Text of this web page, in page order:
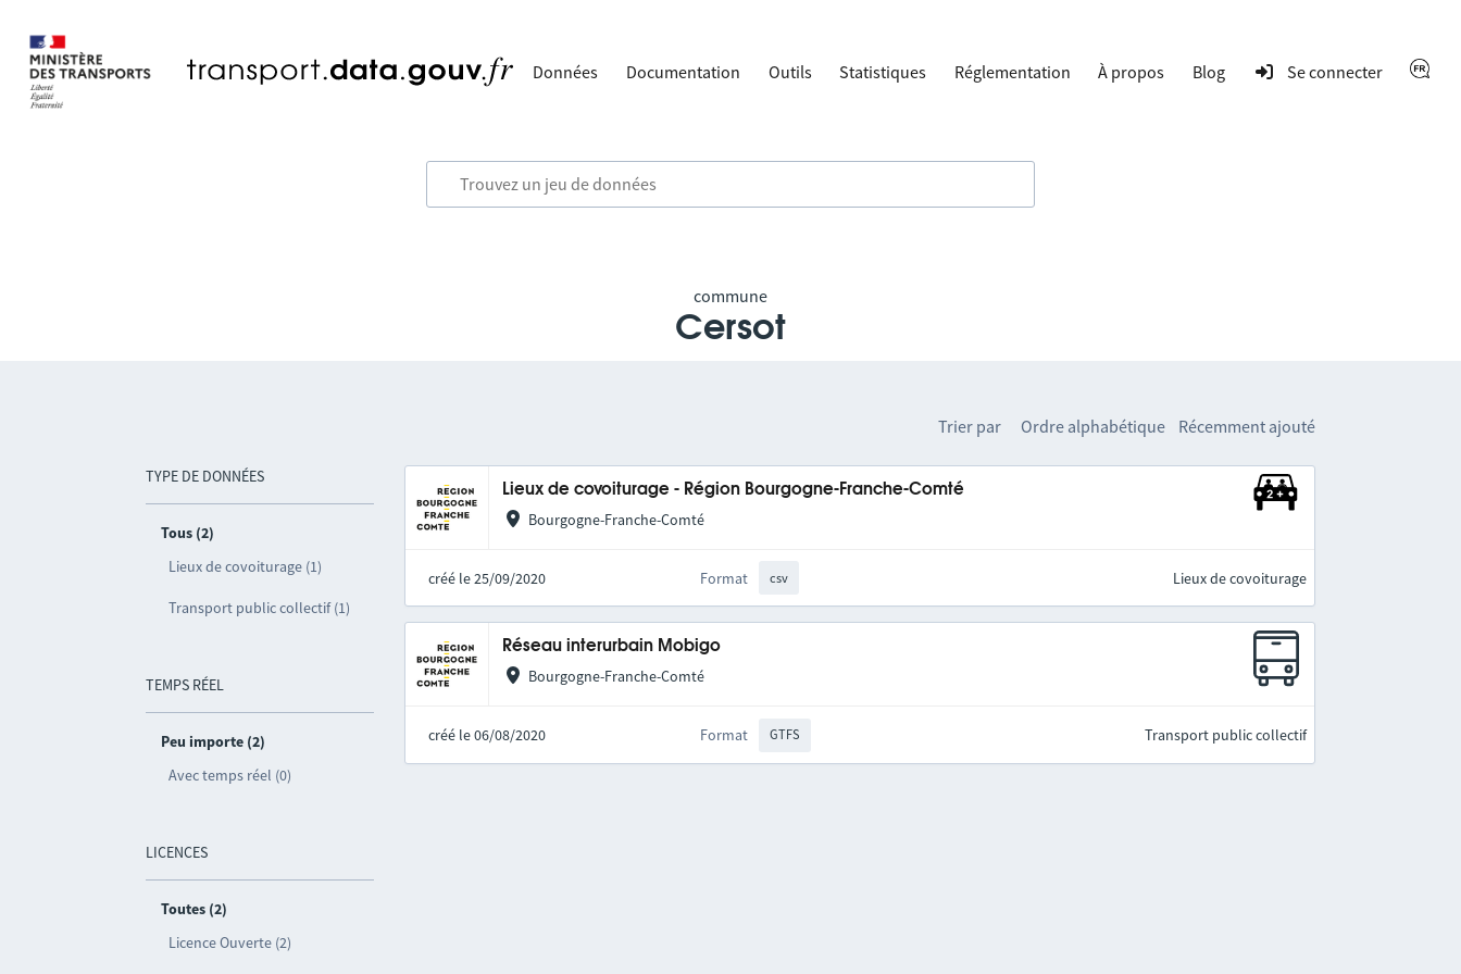
Données Documentation Outils Statistiques Réglementation À propos Blog Se connecter
commune
Cersot
TYPE DE DONNÉES
Tous (2)
Lieux de covoiturage (1)
Transport public collectif (1)
TEMPS RÉEL
Peu importe (2)
Avec temps réel (0)
LICENCES
Toutes (2)
Licence Ouverte (2)
Trier par Ordre alphabétique Récemment ajouté
Lieux de covoiturage - Région Bourgogne-Franche-Comté
Bourgogne-Franche-Comté
créé le 25/09/2020 Format csv Lieux de covoiturage
Réseau interurbain Mobigo
Bourgogne-Franche-Comté
créé le 06/08/2020 Format GTFS Transport public collectif